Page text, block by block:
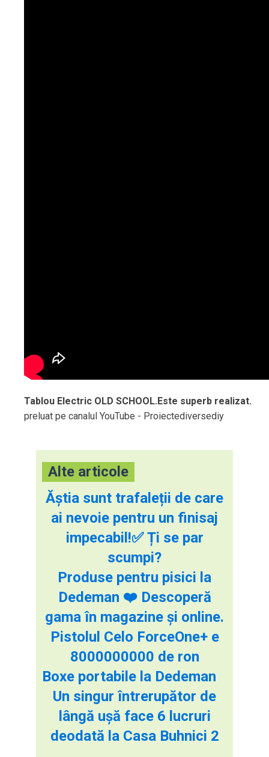
Tablou Electric OLD SCHOOL.Este superb realizat.
preluat pe canalul YouTube - Proiectediversediy
Alte articole
Ăștia sunt trafaleții de care
ai nevoie pentru un finisaj
impecabil!✅ Ți se par
scumpi?
Produse pentru pisici la
Dedeman ❤️ Descoperă
gama în magazine și online.
Pistolul Celo ForceOne+ e
8000000000 de ron
Boxe portabile la Dedeman
Un singur întrerupător de
lângă ușă face 6 lucruri
deodată la Casa Buhnici 2